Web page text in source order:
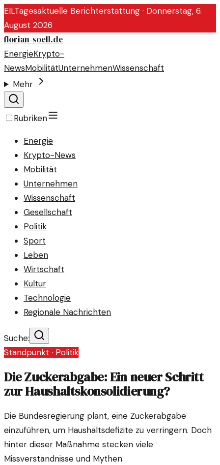
EILTagesaktuelle Berichterstattung · Donnerstag, 6.
August 2026
florian-soell.de
EnergieKrypto-
NewsMobilitätUnternehmenWissenschaft
Mehr
Rubriken
Energie
Krypto-News
Mobilität
Unternehmen
Wissenschaft
Gesellschaft
Politik
Sport
Leben
Wirtschaft
Kultur
Technologie
Regionale Nachrichten
Suche:
Standpunkt · Politik
Die Zuckerabgabe: Ein neuer Schritt
zur Haushaltskonsolidierung?
Die Bundesregierung plant, eine Zuckerabgabe
einzuführen, um Haushaltsdefizite zu verringern. Doch
hinter dieser Maßnahme stecken viele
Missverständnisse und Mythen.